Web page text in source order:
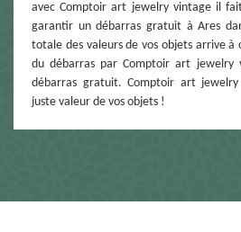
avec Comptoir art jewelry vintage il
garantir un débarras gratuit à Ares
totale des valeurs de vos objets arrive
du débarras par Comptoir art jewelry
débarras gratuit. Comptoir art
juste valeur de vos objets !